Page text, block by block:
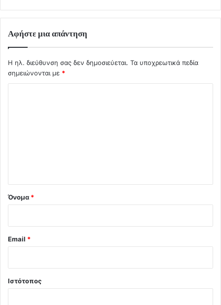
Αφήστε μια απάντηση
Η ηλ. διεύθυνση σας δεν δημοσιεύεται. Τα υποχρεωτικά πεδία
σημειώνονται με *
Όνομα *
Email *
Ιστότοπος